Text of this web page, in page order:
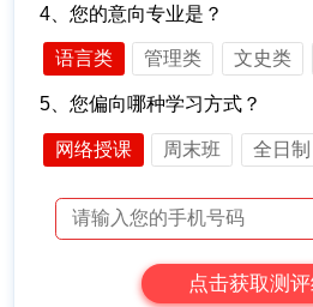
4、您的意向专业是？
语言类 管理类 文史类
5、您偏向哪种学习方式？
网络授课 周末班 全日制